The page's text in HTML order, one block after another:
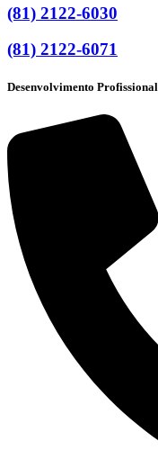
(81) 2122-6030
(81) 2122-6071
Desenvolvimento Profissional